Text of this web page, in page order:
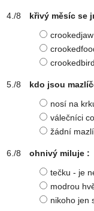
křivý měsíc se
kdo jsou
nosí na
válečníci
žádní
ohnivý miluje :
tečku - je
modrou
nikoho jen